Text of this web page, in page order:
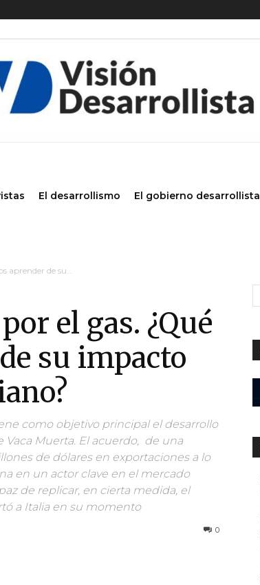
El desarrollismo El gobierno desarrollista
aprender de su...
el gas. ¿Qué
su impacto
como objetivo principal el desarrollo
Vaca Muerta. El acuerdo, de una
de dólares en exportaciones a lo
en un actor clave en el mercado
de replicar, en cierta medida, el
a Italia en su momento
0